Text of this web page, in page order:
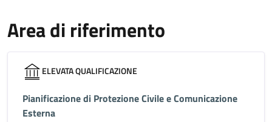
Area di riferimento
ELEVATA QUALIFICAZIONE
Pianificazione di Protezione Civile e Comunicazione
Esterna